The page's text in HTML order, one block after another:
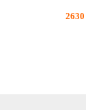
2630